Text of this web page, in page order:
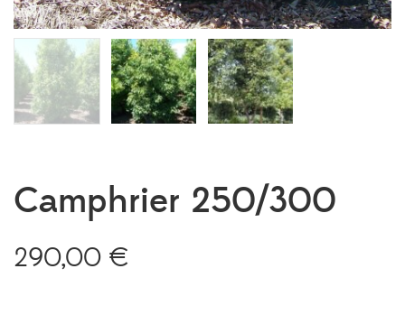
Camphrier 250/300
290,00 €